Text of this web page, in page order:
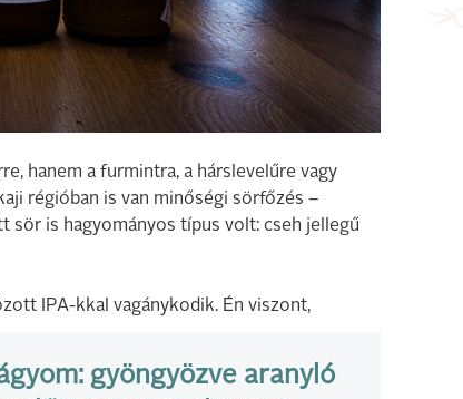
hanem a furmintra, a hárslevelűre vagy
régióban is van minőségi sörfőzés –
sör is hagyományos típus volt: cseh jellegű
IPA-kkal vagánykodik. Én viszont,
gyöngyözve aranyló